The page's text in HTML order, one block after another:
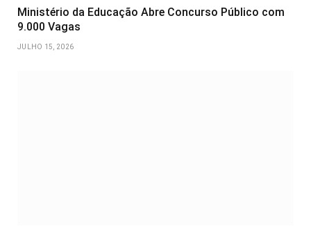
Ministério da Educação Abre Concurso Público com
9.000 Vagas
JULHO 15, 2026